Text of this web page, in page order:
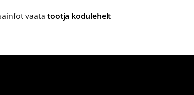
vaatatootja kodulehelt